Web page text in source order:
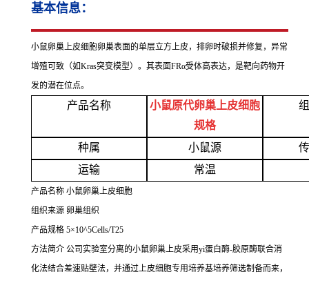
基本信息：
小鼠卵巢上皮细胞卵巢表面的单层立方上皮，排卵时破损并修复，异常
增殖可致（如Kras突变模型）。其表面FRα受体高表达，是靶向药物开
发的潜在位点。
产品名称
小鼠原代卵巢上皮细胞
规格
种属 小鼠源
运输
常温
产品名称 小鼠卵巢上皮细胞
组织来源 卵巢组织
产品规格 5×10^5Cells/T25
方法简介 公司实验室分离的小鼠卵巢上皮采用yi蛋白酶-胶原酶联合消
化法结合差速贴壁法，并通过上皮细胞专用培养基培养筛选制备而来，